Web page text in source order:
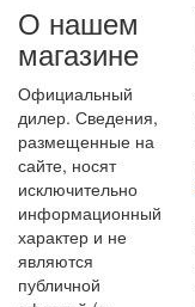
О нашем
магазине
Официальный
дилер. Сведения,
размещенные на
сайте, носят
исключительно
информационный
характер и не
являются
публичной